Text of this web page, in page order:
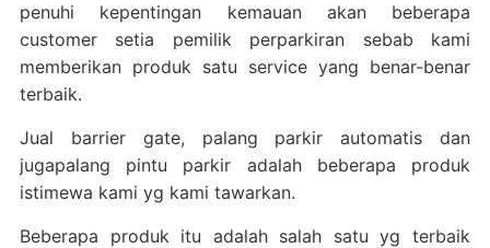
penuhi kepentingan kemauan akan beberapa
customer setia pemilik perparkiran sebab kami
memberikan produk satu service yang benar-benar
terbaik.
Jual barrier gate, palang parkir automatis dan
jugapalang pintu parkir adalah beberapa produk
istimewa kami yg kami tawarkan.
Beberapa produk itu adalah salah satu yg terbaik